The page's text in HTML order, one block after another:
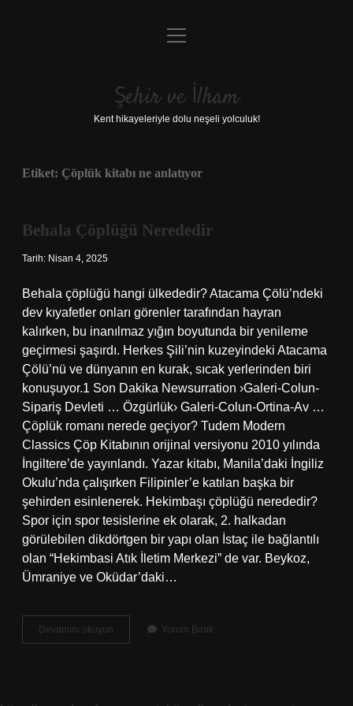
Anasayfa
Yasal Uyarı
menüyü
Şehir ve İlham
Kent hikayeleriyle dolu neşeli yolculuk!
Etiket: Çöplük kitabı ne anlatıyor
Behala Çöplüğü Nerededir
Tarih: Nisan 4, 2025
Behala çöplüğü hangi ülkededir? Atacama Çölü’ndeki
dev kıyafetler onları görenler tarafından hayran
kalırken, bu inanılmaz yığın boyutunda bir yenileme
geçirmesi şaşırdı. Herkes Şili’nin kuzeyindeki Atacama
Çölü’nü ve dünyanın en kurak, sıcak yerlerinden biri
konuşuyor.1 Son Dakika Newsurration ›Galeri-Colun-
Sipariş Devleti … Özgürlük› Galeri-Colun-Ortina-Av …
Çöplük romanı nerede geçiyor? Tudem Modern
Classics Çöp Kitabının orijinal versiyonu 2010 yılında
İngiltere’de yayınlandı. Yazar kitabı, Manila’daki İngiliz
Okulu’nda çalışırken Filipinler’e katılan başka bir
şehirden esinlenerek. Hekimbaşı çöplüğü nerededir?
Spor için spor tesislerine ek olarak, 2. halkadan
görülebilen dikdörtgen bir yapı olan İstaç ile bağlantılı
olan “Hekimbasi Atık İletim Merkezi” de var. Beykoz,
Ümraniye ve Oküdar’daki…
Devamını okuyun
Çöplüğü
Yorum Bırak